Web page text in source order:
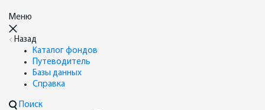
Меню
Назад
Каталог фондов
Путеводитель
Базы данных
Справка
Поиск